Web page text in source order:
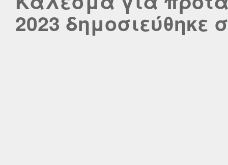
2023 δημοσιεύθηκε